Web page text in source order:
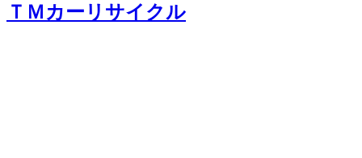
ＴＭカーリサイクル